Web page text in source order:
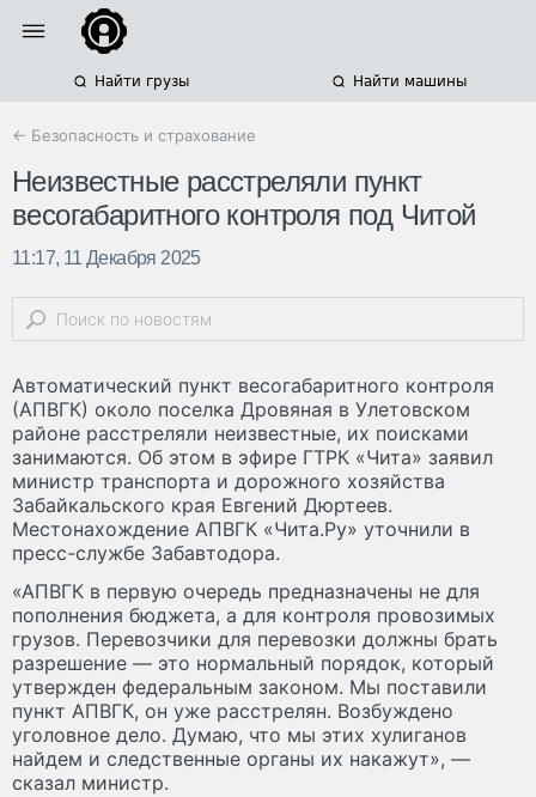
Найти грузы Найти машины
← Безопасность и страхование
Неизвестные расстреляли пункт
весогабаритного контроля под Читой
11:17, 11 Декабря 2025
Автоматический пункт весогабаритного контроля
(АПВГК) около поселка Дровяная в Улетовском
районе расстреляли неизвестные, их поисками
занимаются. Об этом в эфире ГТРК «Чита» заявил
министр транспорта и дорожного хозяйства
Забайкальского края Евгений Дюртеев.
Местонахождение АПВГК «Чита.Ру» уточнили в
пресс-службе Забавтодора.
«АПВГК в первую очередь предназначены не для
пополнения бюджета, а для контроля провозимых
грузов. Перевозчики для перевозки должны брать
разрешение — это нормальный порядок, который
утвержден федеральным законом. Мы поставили
пункт АПВГК, он уже расстрелян. Возбуждено
уголовное дело. Думаю, что мы этих хулиганов
найдем и следственные органы их накажут», —
сказал министр.